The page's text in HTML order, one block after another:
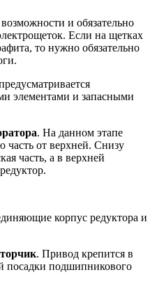
и обязательно
Если на щетках
то нужно обязательно
элементами и запасными
. На данном этапе
часть от верхней. Снизу
часть, а в верхней
корпус редуктора и
. Привод крепится в
посадки подшипникового